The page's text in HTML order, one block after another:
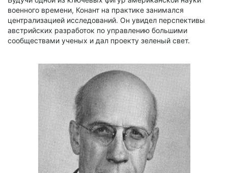
военного времени, Конант на практике занимался
централизацией исследований. Он увидел перспективы
австрийских разработок по управлению большими
сообществами ученых и дал проекту зеленый свет.